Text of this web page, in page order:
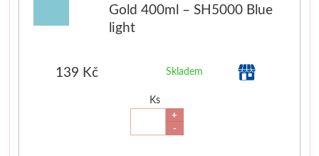
Gold 400ml – SH5000 Blue
light
139 Kč Skladem
Ks
+
-